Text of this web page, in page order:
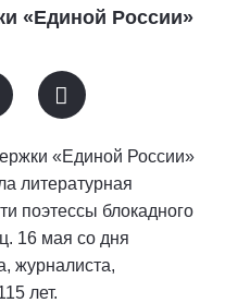
«Единой России»
«Единой России»
литературная
поэтессы блокадного
16 мая со дня
журналиста,
лет.